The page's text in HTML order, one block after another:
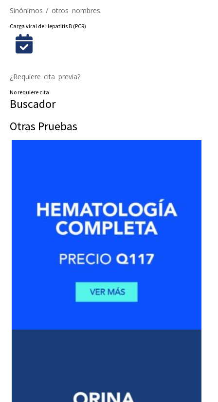
Sinónimos / otros nombres:
Carga viral de Hepatitis B (PCR)
¿Requiere cita previa?:
No requiere cita
Buscador
Otras Pruebas